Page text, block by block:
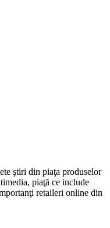
ştiri din piaţa produselor
piaţă ce include
retaileri online din